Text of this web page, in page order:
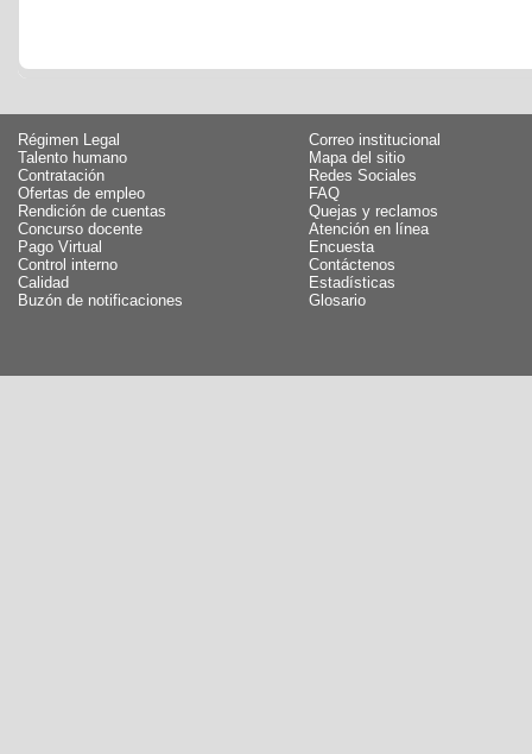
Régimen Legal
Talento humano
Contratación
Ofertas de empleo
Rendición de cuentas
Concurso docente
Pago Virtual
Control interno
Calidad
Buzón de notificaciones
Correo institucional
Mapa del sitio
Redes Sociales
FAQ
Quejas y reclamos
Atención en línea
Encuesta
Contáctenos
Estadísticas
Glosario